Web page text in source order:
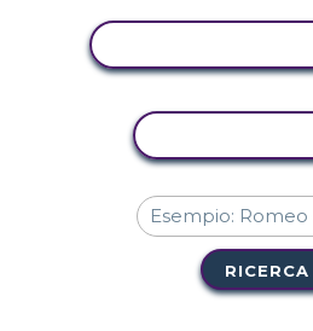
RICERCA